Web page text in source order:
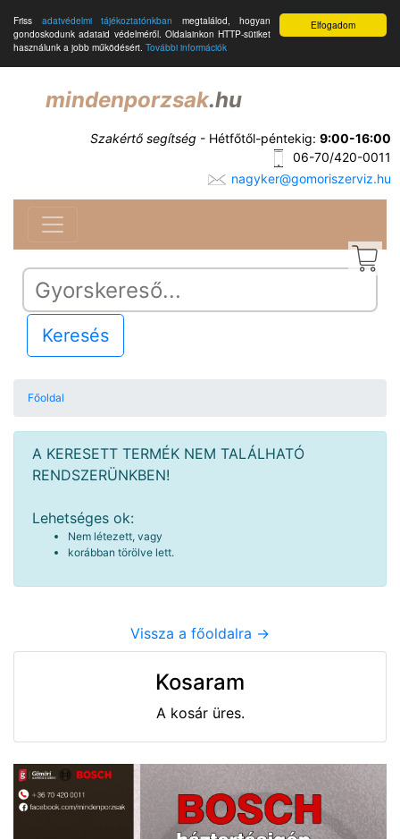
Elfogadom
Friss adatvédelmi tájékoztatónkban megtalálod, hogyan
gondoskodunk adataid védelméről. Oldalainkon HTTP-sütiket
használunk a jobb működésért. További információk
mindenporzsak.hu
Szakértő segítség - Hétfőtől-péntekig: 9:00-16:00
06-70/420-0011
nagyker@gomoriszerviz.hu
Keresés
Főoldal
A KERESETT TERMÉK NEM TALÁLHATÓ
RENDSZERÜNKBEN!
Lehetséges ok:
Nem létezett, vagy
korábban törölve lett.
Vissza a főoldalra ->
Kosaram
A kosár üres.